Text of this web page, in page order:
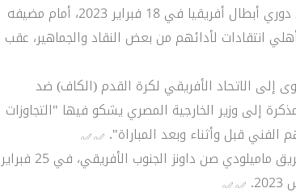
- وكان الأهلي انهزم في أول لقاء له بدور المجموعات في دوري أبطال أفريقيا في 18 فبراير 2023، أمام مضيفه
انتقادات لأدائهم من بعض النقاد والجماهير، عقب
قدّم الأهلي اليوم الأثنين، 20 فبراير 2023 شكوى إلى الاتحاد الأفريقي لكرة القدم (الكاف) ضد
إلى وزير الخارجية المصري يشكو فيها "التجاوزات
قبل وأثناء وبعد المباراة".
- ويلتقي الأهلي في ثاني مبارياته في دور المجموعات بفريق ماميلودي صن داونز الجنوب الأفريقي، في 25 فبراير